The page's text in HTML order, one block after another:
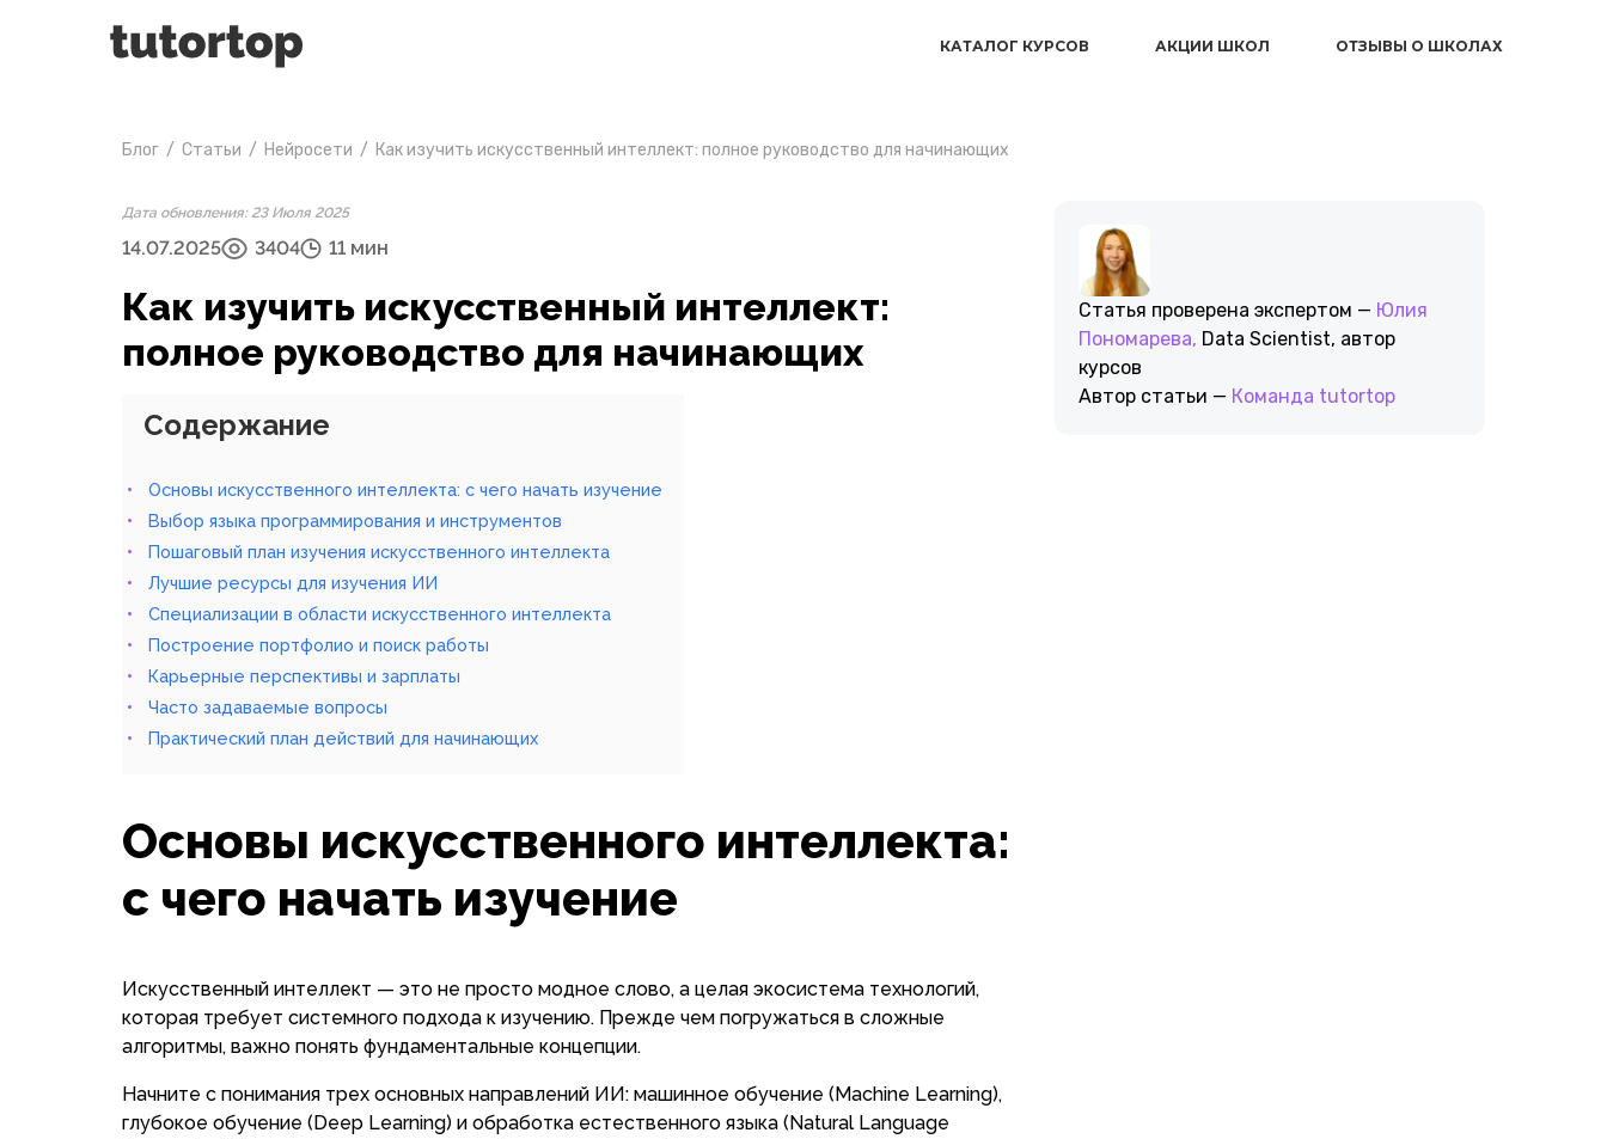
КАТАЛОГ КУРСОВ АКЦИИ ШКОЛ ОТЗЫВЫ О ШКОЛАХ
Блог / Статьи / Нейросети / Как изучить искусственный интеллект: полное руководство для начинающих
Дата обновления: 23 Июля 2025
14.07.2025 3404 11 мин
Как изучить искусственный интеллект:
полное руководство для начинающих
Содержание
Основы искусственного интеллекта: с чего начать изучение
Выбор языка программирования и инструментов
Пошаговый план изучения искусственного интеллекта
Лучшие ресурсы для изучения ИИ
Специализации в области искусственного интеллекта
Построение портфолио и поиск работы
Карьерные перспективы и зарплаты
Часто задаваемые вопросы
Практический план действий для начинающих
Основы искусственного интеллекта:
с чего начать изучение
Искусственный интеллект — это не просто модное слово, а целая экосистема технологий,
которая требует системного подхода к изучению. Прежде чем погружаться в сложные
алгоритмы, важно понять фундаментальные концепции.
Начните с понимания трех основных направлений ИИ: машинное обучение (Machine Learning),
глубокое обучение (Deep Learning) и обработка естественного языка (Natural Language
Статья проверена экспертом — Юлия
Пономарева, Data Scientist, автор
курсов
Автор статьи — Команда tutortop